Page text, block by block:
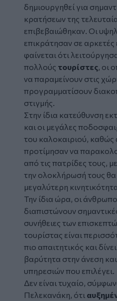
δημιουργηθεί για
κρατήσεων της
επιβεβαιώθηκαν. Οι
επικράτησαν σε
φαίνεται ότι
πολλούς τουρίστες, οι
να παραμείνουν στις
προγραμματίσουν
στιγμής.
Στην ίδια κατεύθυνση
και οι μεγάλες
του καλοκαιριού, καθώς
προτίμησαν να
από τις πατρίδες τους,
την ολοκλήρωσή τους
μεγαλύτερη
Την ίδια ώρα, οι
διαπιστώνουν
συνήθειες των
τουρίστας είναι
πιο απαιτητικός και
βαρύτητα στην άνεση
υπηρεσιών που επιλέγει.
Δεν είναι τυχαίο,
Πελεκανάκη, ότι